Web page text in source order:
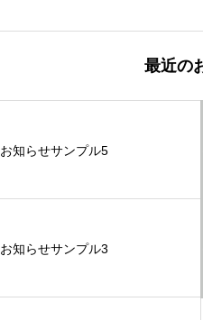
最近の
お知らせサンプル5
お知らせサンプル3